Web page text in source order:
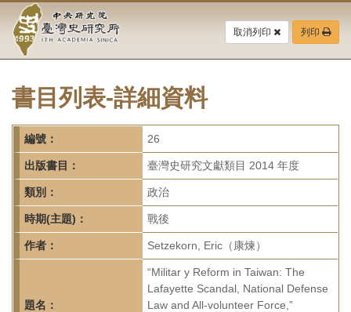
要
中
央
研
究
院-
臺
灣
史
研
究
取消列印 列印
書目列表-詳細資料
編號： 26
出版書目： 臺灣史研究文獻類目 2014 年度
類別： 政治
時期(主題)： 戰後
作者： Setzekorn, Eric（康煉）
題名：
“Militar y Reform in Taiwan: The
Lafayette Scandal, National Defense
Law and All-volunteer Force,”